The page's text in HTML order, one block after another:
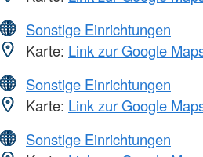
Sonstige Einrichtungen
Karte: Link zur Google
Sonstige Einrichtungen
Karte: Link zur Google
Sonstige Einrichtungen